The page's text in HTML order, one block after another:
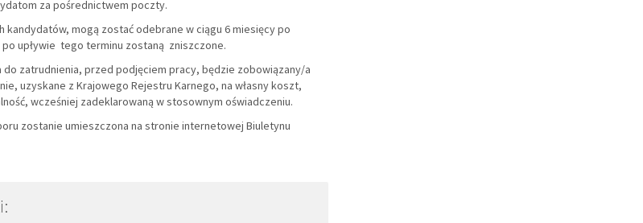
za pośrednictwem poczty.
kandydatów, mogą zostać odebrane w ciągu 6 miesięcy po
upływie tego terminu zostaną zniszczone.
zatrudnienia, przed podjęciem pracy, będzie zobowiązany/a
uzyskane z Krajowego Rejestru Karnego, na własny koszt,
wcześniej zadeklarowaną w stosownym oświadczeniu.
zostanie umieszczona na stronie internetowej Biuletynu